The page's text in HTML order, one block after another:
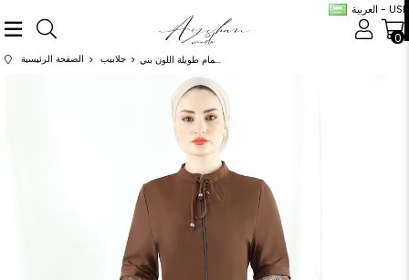
العربية - USD
0
الصفحة الرئيسية جلابيب عباية مطرزة بأكمام طويلة اللون بني